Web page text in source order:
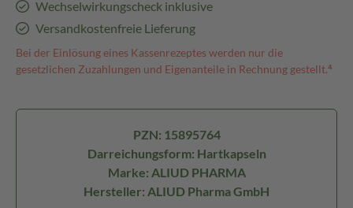
Wechselwirkungscheck inklusive
Versandkostenfreie Lieferung
Bei der Einlösung eines Kassenrezeptes werden nur die
gesetzlichen Zuzahlungen und Eigenanteile in Rechnung gestellt.⁴
PZN: 15895764
Darreichungsform: Hartkapseln
Marke: ALIUD PHARMA
Hersteller: ALIUD Pharma GmbH